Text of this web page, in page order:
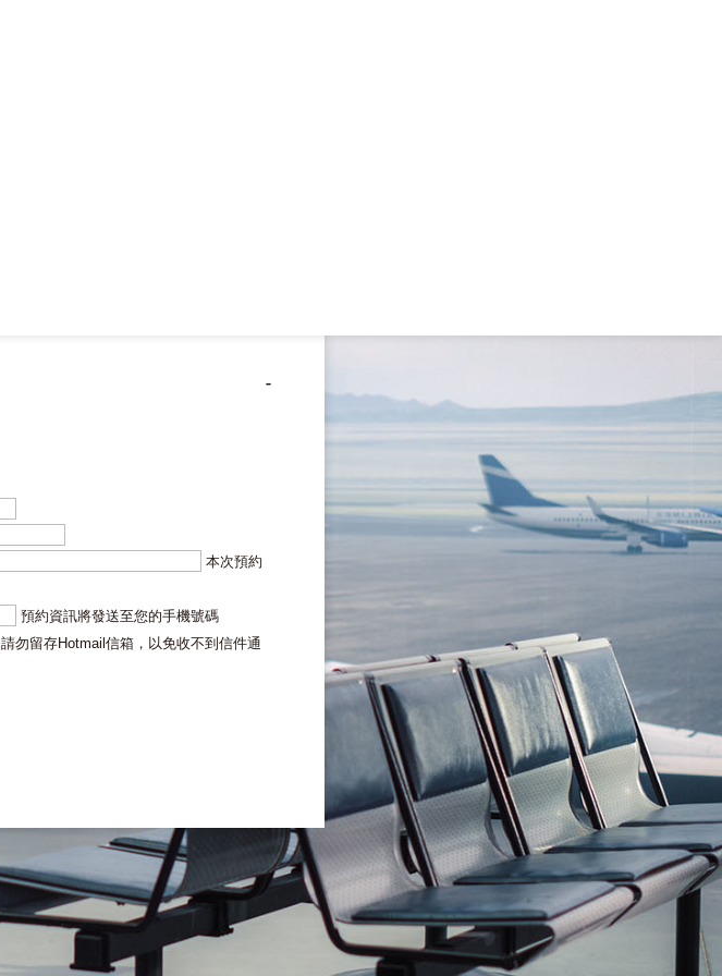
本次預約
預約資訊將發送至您的手機號碼
請勿留存Hotmail信箱，以免收不到信件通